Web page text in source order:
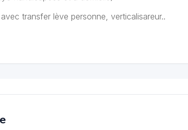
transfer lève personne, verticalisareur..